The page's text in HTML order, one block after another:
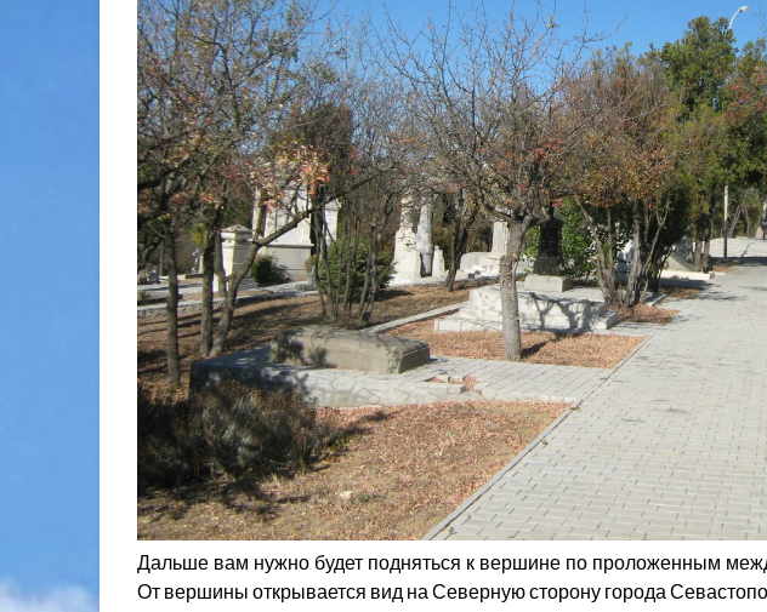
Дальше вам нужно будет подняться к вершине по проложенным
От вершины открывается вид на Северную сторону города